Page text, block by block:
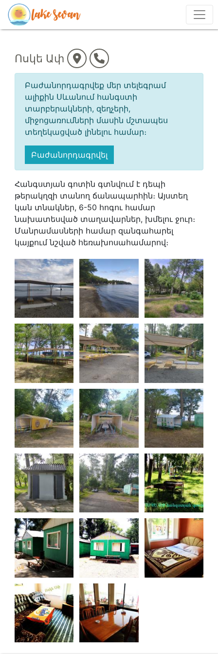
Ոսկե Ափ
Բաժանորդագրվեք մեր տելեգրամ
ալիքին Սևանում հանգստի
տարբերակների, զեղչերի,
միջոցառումների մասին մշտապես
տեղեկացված լինելու համար։
Բաժանորդագրվել
Հանգստյան գոտին գտնվում է դեպի
թերակղզի տանող ճանապարհին։ Այստեղ
կան տնակներ, 6-50 հոգու համար
նախատեսված տաղավարներ, խմելու ջուր։
Մանրամասների համար զանգահարել
կայքում նշված հեռախոսահամարով։